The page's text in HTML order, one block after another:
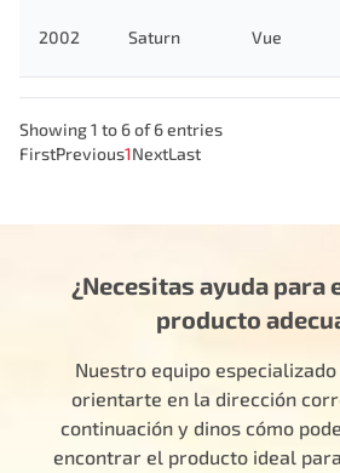
2002 Saturn Vue
Showing 1 to 6 of 6 entries
FirstPrevious1NextLast
¿Necesitas ayuda para
producto
Nuestro equipo
orientarte en la dirección
continuación y dinos cómo
encontrar el producto ideal